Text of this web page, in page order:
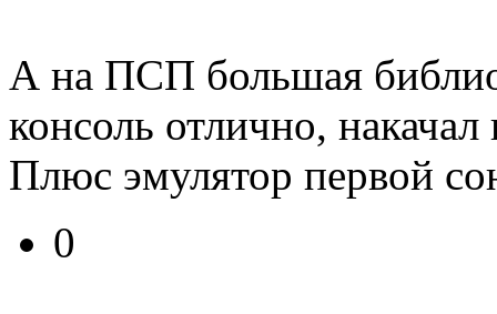
А на ПСП большая
консоль отлично, накачал
Плюс эмулятор первой
0